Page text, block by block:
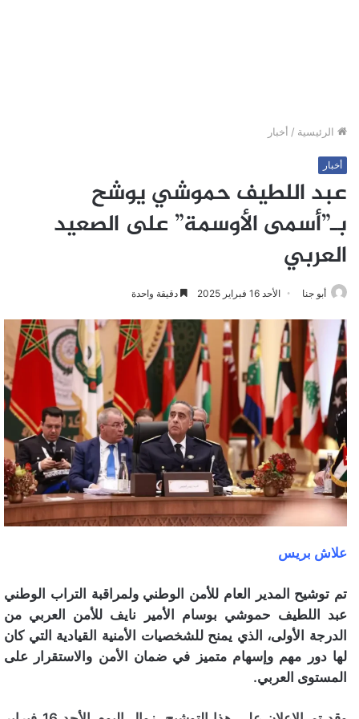
الرئيسية / أخبار
أخبار
عبد اللطيف حموشي يوشح
بـ”أسمى الأوسمة” على الصعيد
العربي
أبو جنا الأحد 16 فبراير 2025 دقيقة واحدة
علاش بريس
تم توشيح المدير العام للأمن الوطني ولمراقبة التراب الوطني
عبد اللطيف حموشي بوسام الأمير نايف للأمن العربي من
الدرجة الأولى، الذي يمنح للشخصيات الأمنية القيادية التي كان
لها دور مهم وإسهام متميز في ضمان الأمن والاستقرار على
المستوى العربي.